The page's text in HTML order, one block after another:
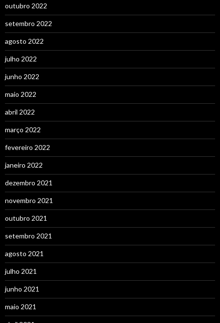
outubro 2022
setembro 2022
agosto 2022
julho 2022
junho 2022
maio 2022
abril 2022
março 2022
fevereiro 2022
janeiro 2022
dezembro 2021
novembro 2021
outubro 2021
setembro 2021
agosto 2021
julho 2021
junho 2021
maio 2021